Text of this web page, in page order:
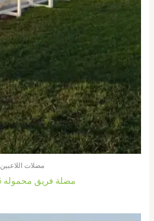
مضلات اللاعبين
مضلة فريق محموله 16 مقعدا